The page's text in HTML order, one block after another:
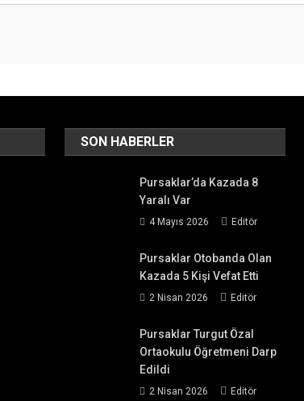
SON HABERLER
Pursaklar’da Kazada 8
Yaralı Var
4 Mayıs 2026 Editör
Pursaklar Otobanda Olan
Kazada 5 Kişi Vefat Etti
2 Nisan 2026 Editör
Pursaklar Turgut Özal
Ortaokulu Öğretmeni Darp
Edildi
2 Nisan 2026 Editör